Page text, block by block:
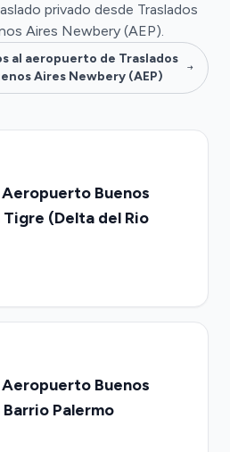
privado desde Traslados
Aires Newbery (AEP).
al aeropuerto de Traslados
Aires Newbery (AEP)
Buenos
(Delta del Rio
Buenos
Palermo